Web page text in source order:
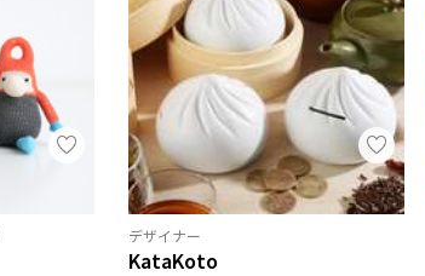
デザイナー
KataKoto